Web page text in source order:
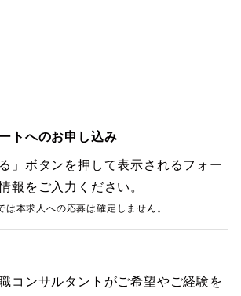
トへのお申し込み
る」ボタンを押して表示されるフォー
報をご入力ください。
本求人への応募は確定しません。
コンサルタントがご希望やご経験を